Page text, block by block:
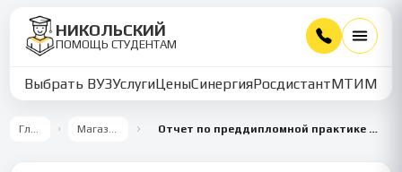
НИКОЛЬСКИЙ
ПОМОЩЬ СТУДЕНТАМ
Выбрать ВУЗУслугиЦеныСинергияРосдистантМТИММУ
Главная Магазин работ Отчет по преддипломной практике в Центре по противодействию экстремизму